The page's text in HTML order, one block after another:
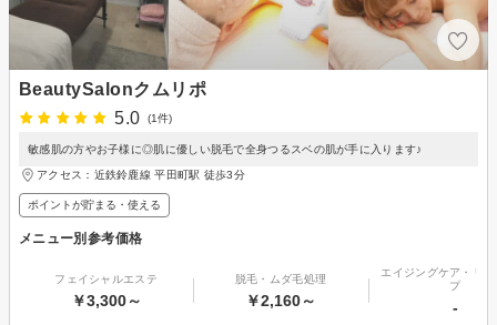
BeautySalonクムリポ
5.0
(1件)
敏感肌の方やお子様に◎肌に優しい脱毛で全身つるスベの肌が手に入ります♪
アクセス：近鉄鈴鹿線 平田町駅 徒歩3分
ポイントが貯まる・使える
メニュー別参考価格
フェイシャルエステ
￥3,300～
脱毛・ムダ毛処理
￥2,160～
エイジングケア・リ
プ
-